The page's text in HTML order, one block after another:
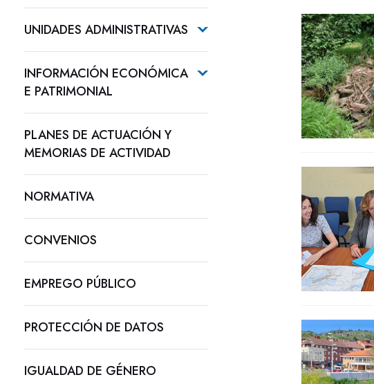
UNIDADES ADMINISTRATIVAS
INFORMACIÓN ECONÓMICA
E PATRIMONIAL
PLANES DE ACTUACIÓN Y
MEMORIAS DE ACTIVIDAD
NORMATIVA
CONVENIOS
EMPREGO PÚBLICO
PROTECCIÓN DE DATOS
IGUALDAD DE GÉNERO